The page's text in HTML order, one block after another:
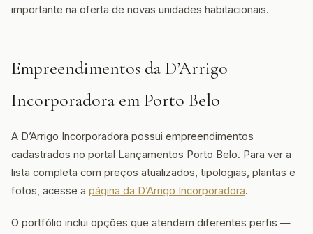
importante na oferta de novas unidades habitacionais.
Empreendimentos da D’Arrigo
Incorporadora em Porto Belo
A D’Arrigo Incorporadora possui empreendimentos
cadastrados no portal Lançamentos Porto Belo. Para ver a
lista completa com preços atualizados, tipologias, plantas e
fotos, acesse a página da D’Arrigo Incorporadora.
O portfólio inclui opções que atendem diferentes perfis —